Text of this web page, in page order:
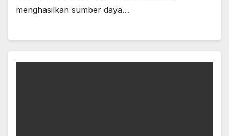
menghasilkan sumber daya…